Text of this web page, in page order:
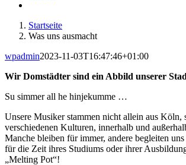
Startseite
Was uns ausmacht
wpadmin2023-11-03T16:47:46+01:00
Wir Domstädter sind ein Abbild unserer
Su simmer all he hinjekumme …
Unsere Musiker stammen nicht allein aus Köln,
verschiedenen Kulturen, innerhalb und
Manche bleiben für immer, andere begleiten
für die Zeit ihres Studiums oder ihrer
„Melting Pot“!